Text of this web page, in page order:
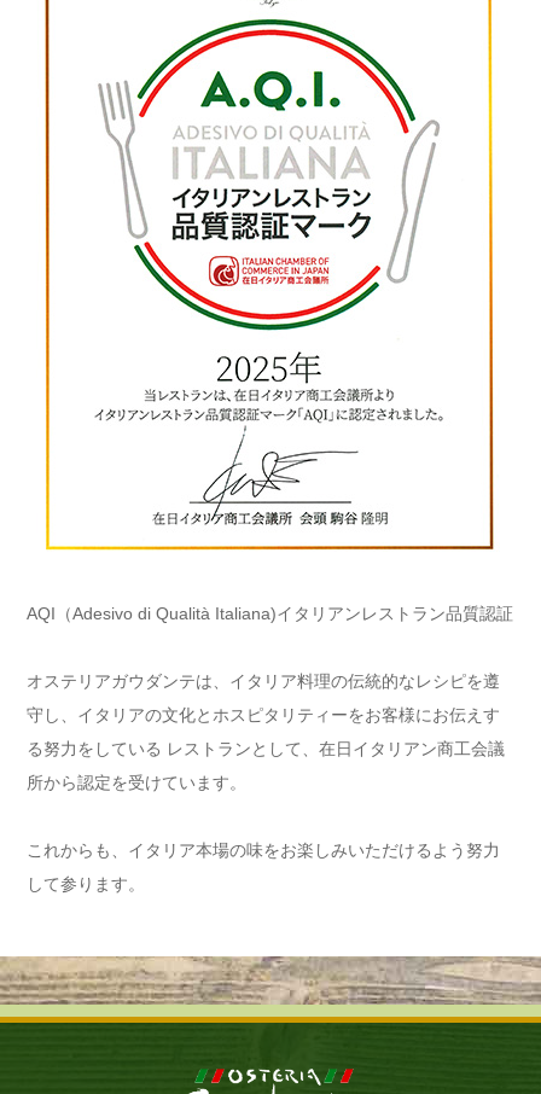
AQI（Adesivo di Qualità Italiana)イタリアンレストラン品質認証
オステリアガウダンテは、イタリア料理の伝統的なレシピを遵
守し、イタリアの文化とホスピタリティーをお客様にお伝えす
る努力をしている レストランとして、在日イタリアン商工会議
所から認定を受けています。
これからも、イタリア本場の味をお楽しみいただけるよう努力
して参ります。